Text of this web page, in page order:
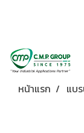
หน้าแรก แบ